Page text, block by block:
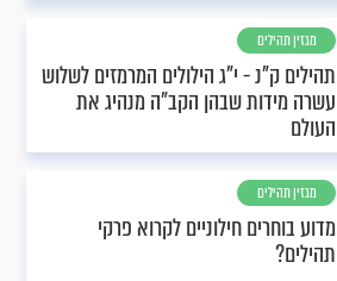
מגזין תהילים
תהילים ק"נ - י"ג הילולים המרמזים לשלוש
עשרה מידות שבהן הקב"ה מנהיג את
העולם
מגזין תהילים
מדוע בוחרים חילוניים לקרוא פרקי
תהילים?